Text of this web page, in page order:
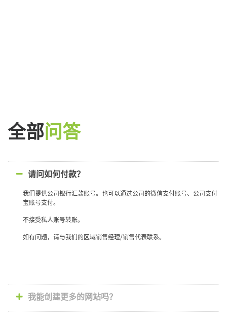
全部问答
请问如何付款？
我们提供公司银行汇款账号。也可以通过公司的微信支付账号、公司支付
宝账号支付。
不接受私人账号转账。
如有问题，请与我们的区域销售经理/销售代表联系。
我能创建更多的网站吗？